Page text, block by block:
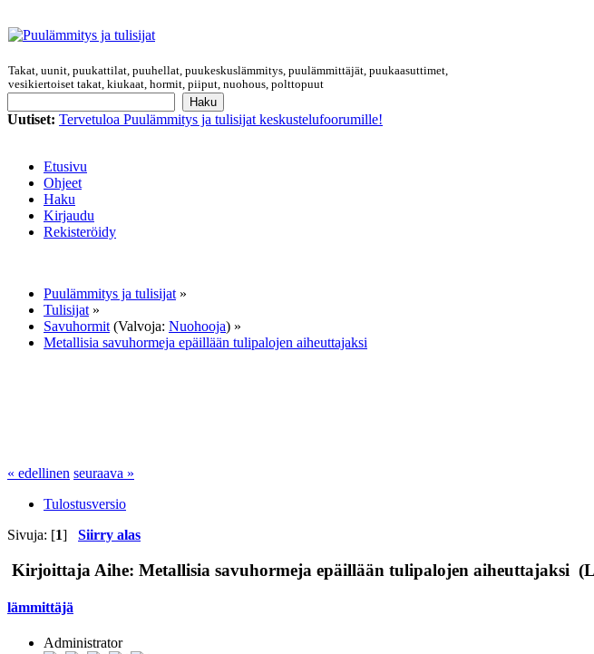
Takat, uunit, puukattilat, puuhellat, puukeskuslämmitys, puulämmittäjät, puukaasuttimet,
vesikiertoiset takat, kiukaat, hormit, piiput, nuohous, polttopuut
Uutiset: Tervetuloa Puulämmitys ja tulisijat keskustelufoorumille!
Etusivu
Ohjeet
Haku
Kirjaudu
Rekisteröidy
Puulämmitys ja tulisijat »
Tulisijat »
Savuhormit (Valvoja: Nuohooja) »
Metallisia savuhormeja epäillään tulipalojen aiheuttajaksi
« edellinen seuraava »
Tulostusversio
Sivuja: [1] Siirry alas
Kirjoittaja Aihe: Metallisia savuhormeja epäillään tulipalojen aiheuttajaksi
lämmittäjä
Administrator